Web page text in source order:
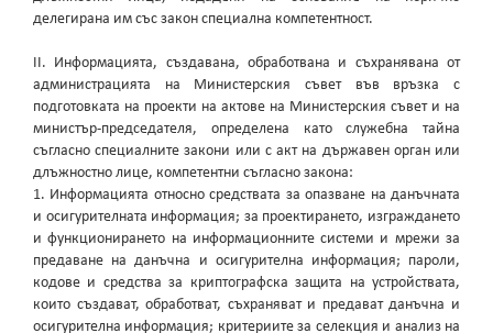
делегирана им със закон специална компетентност.
II. Информацията, създавана, обработвана и съхранявана от
администрацията на Министерския съвет във връзка с
подготовката на проекти на актове на Министерския съвет и на
министър-председателя, определена като служебна тайна
съгласно специалните закони или с акт на държавен орган или
длъжностно лице, компетентни съгласно закона:
1. Информацията относно средствата за опазване на данъчната
и осигурителната информация; за проектирането, изграждането
и функционирането на информационните системи и мрежи за
предаване на данъчна и осигурителна информация; пароли,
кодове и средства за криптографска защита на устройствата,
които създават, обработват, съхраняват и предават данъчна и
осигурителна информация; критериите за селекция и анализ на